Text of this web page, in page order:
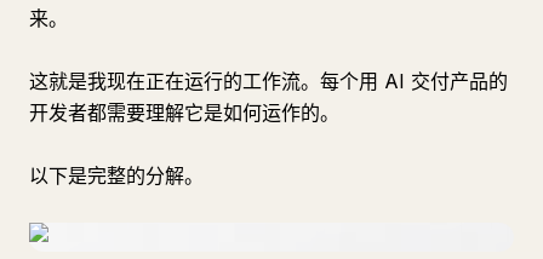
来。
这就是我现在正在运行的工作流。每个用 AI 交付产品的
开发者都需要理解它是如何运作的。
以下是完整的分解。